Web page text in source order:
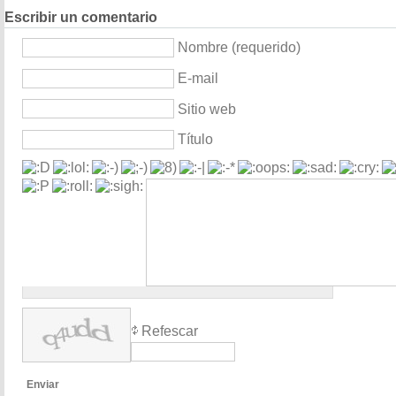
Escribir un comentario
Nombre (requerido)
E-mail
Sitio web
Título
Refescar
Enviar